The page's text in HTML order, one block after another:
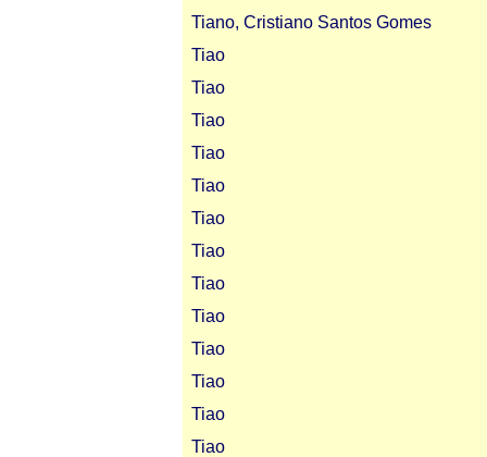
Tiano, Cristiano Santos Gomes
Tiao
Tiao
Tiao
Tiao
Tiao
Tiao
Tiao
Tiao
Tiao
Tiao
Tiao
Tiao
Tiao